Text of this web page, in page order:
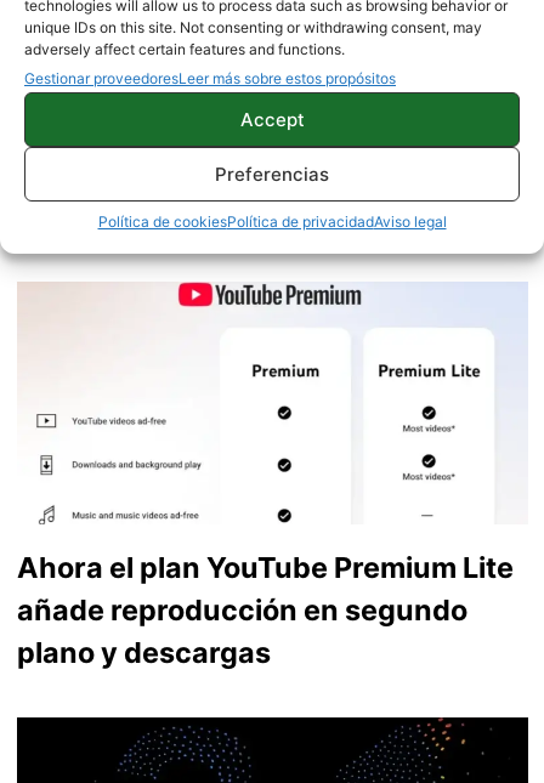
technologies will allow us to process data such as browsing behavior or
unique IDs on this site. Not consenting or withdrawing consent, may
adversely affect certain features and functions.
Gestionar proveedoresLeer más sobre estos propósitos
Accept
Preferencias
Política de cookiesPolítica de privacidadAviso legal
Google alerta en la Play Store sobre
las apps que agotan tu batería: esto
es lo que debes saber
Ahora el plan YouTube Premium Lite
añade reproducción en segundo
plano y descargas